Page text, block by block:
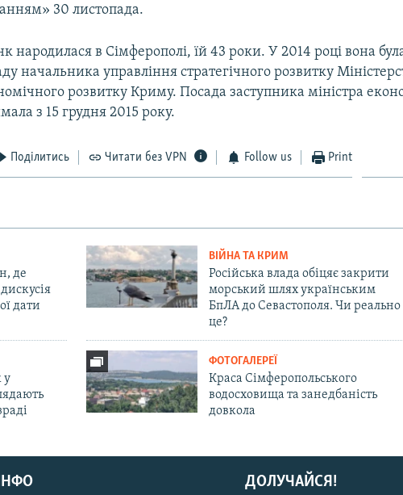
30 листопада.
народилася в Сімферополі, їй 43 роки. У 2014 році вона
начальника управління стратегічного розвитку
розвитку Криму. Посада заступника міністра
з 15 грудня 2015 року.
Поділитись Читати без VPN Follow us Print
де
дати
ВІЙНА ТА КРИМ
Російська влада обіцяє закрити
морський шлях українським
БпЛА до Севастополя. Чи реально
це?
у
ФОТОГАЛЕРЕЇ
Краса Сімферопольського
водосховища та занедбаність
довкола
ДОЛУЧАЙСЯ!
ІНФО